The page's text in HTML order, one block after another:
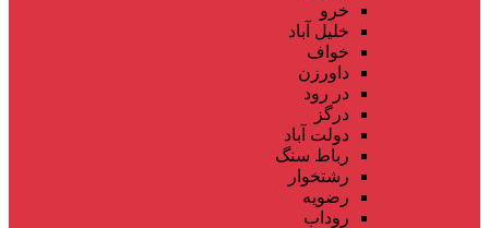
خرو
خلیل آباد
خواف
داورزن
در رود
درگز
دولت آباد
رباط سنگ
رشتخوار
رضویه
روداب